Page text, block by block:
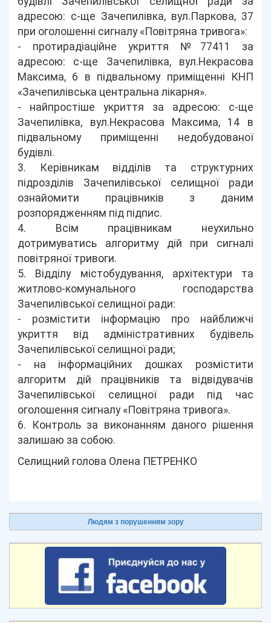
адресою: с-ще Зачепилівка, вул.Паркова, 37
при оголошенні сигналу «Повітряна тривога»:
- протирадіаційне укриття №77411 за
адресою: с-ще Зачепилівка, вул.Некрасова
Максима, 6 в підвальному приміщенні КНП
«Зачепилівська центральна лікарня».
- найпростіше укриття за адресою: с-ще
Зачепилівка, вул.Некрасова Максима, 14 в
підвальному приміщенні недобудованої
будівлі.
3. Керівникам відділів та структурних
підрозділів Зачепилівської селищної ради
ознайомити працівників з даним
розпорядженням під підпис.
4. Всім працівникам неухильно
дотримуватись алгоритму дій при сигналі
повітряної тривоги.
5. Відділу містобудування, архітектури та
житлово-комунального господарства
Зачепилівської селищної ради:
- розмістити інформацію про найближчі
укриття від адміністративних будівель
Зачепилівської селищної ради;
- на інформаційних дошках розмістити
алгоритм дій працівників та відвідувачів
Зачепилівської селищної ради під час
оголошення сигналу «Повітряна тривога».
6. Контроль за виконанням даного рішення
залишаю за собою.
Селищний голова Олена ПЕТРЕНКО
Людям з порушенням зору